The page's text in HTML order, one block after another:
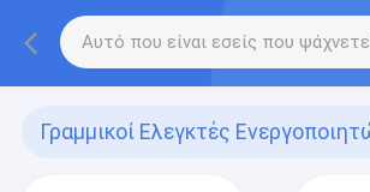
Γραμμικοί Ελεγκτές